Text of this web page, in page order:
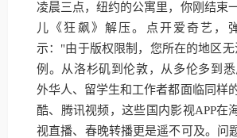
凌晨三点，纽约的公寓里，你刚结束
儿《狂飙》解压。点开爱奇艺，
示："由于版权限制，您所在的地区
例。从洛杉矶到伦敦，从多伦多到
外华人、留学生和工作者都面临同样
酷、腾讯视频，这些国内影视APP在
视直播、春晚转播更是遥不可及。问